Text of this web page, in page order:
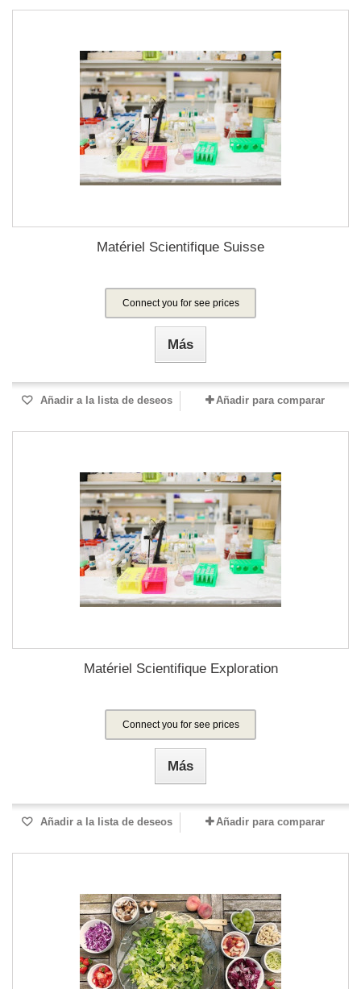
Matériel Scientifique Suisse
Connect you for see prices
Más
Añadir a la lista de deseos Añadir para comparar
Matériel Scientifique Exploration
Connect you for see prices
Más
Añadir a la lista de deseos Añadir para comparar